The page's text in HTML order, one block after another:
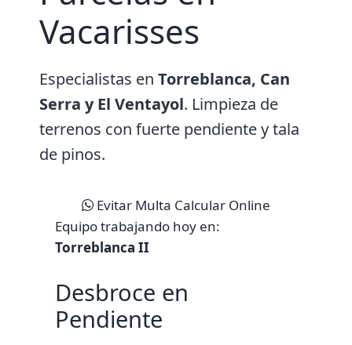
Vacarisses
Especialistas en Torreblanca, Can
Serra y El Ventayol. Limpieza de
terrenos con fuerte pendiente y tala
de pinos.
Evitar Multa Calcular Online
Equipo trabajando hoy en:
Torreblanca II
Desbroce en
Pendiente